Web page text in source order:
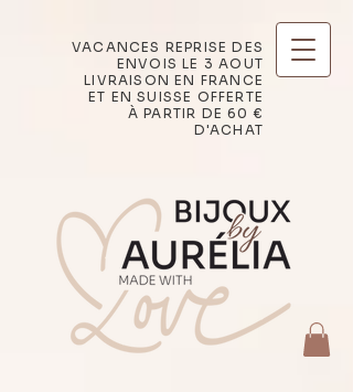
VACANCES REPRISE DES
ENVOIS LE 3 AOUT
LIVRAISON EN FRANCE
ET EN SUISSE OFFERTE
À PARTIR DE 60 €
D'ACHAT